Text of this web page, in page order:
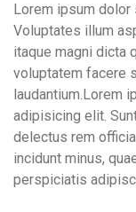
Lorem ipsum
Voluptates illum
itaque magni dicta
voluptatem facere
laudantium.Lorem
adipisicing elit.
delectus rem
incidunt minus,
perspiciatis